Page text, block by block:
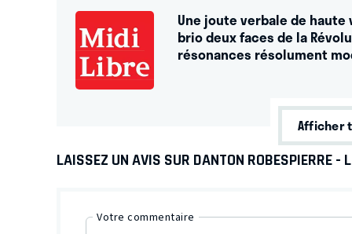
Une joute verbale de
brio deux faces de la
résonances résolument
Afficher
LAISSEZ UN AVIS SUR DANTON ROBESPIERRE -
Votre commentaire